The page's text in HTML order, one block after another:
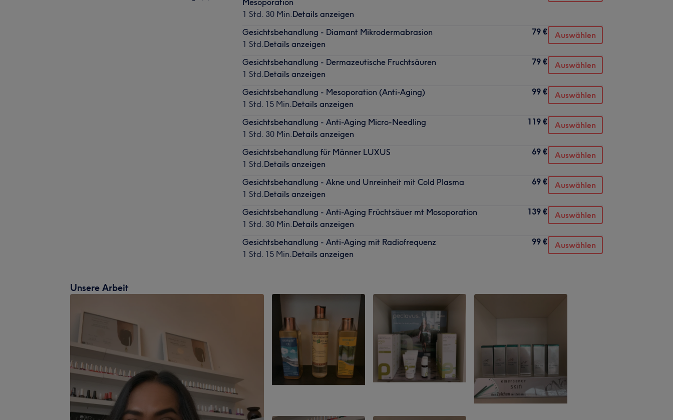
1 Std. 30 Min.Details anzeigen
Gesichtsbehandlung - Diamant Mikrodermabrasion
1 Std.Details anzeigen
79 € Auswählen
Gesichtsbehandlung - Dermazeutische Fruchtsäuren
1 Std.Details anzeigen
79 € Auswählen
Gesichtsbehandlung - Mesoporation (Anti-Aging)
1 Std. 15 Min.Details anzeigen
99 € Auswählen
Gesichtsbehandlung - Anti-Aging Micro-Needling
1 Std. 30 Min.Details anzeigen
119 € Auswählen
Gesichtsbehandlung für Männer LUXUS
1 Std.Details anzeigen
69 € Auswählen
Gesichtsbehandlung - Akne und Unreinheit mit Cold Plasma
1 Std.Details anzeigen
69 € Auswählen
Gesichtsbehandlung - Anti-Aging Früchtsäuer mt Mosoporation
1 Std. 30 Min.Details anzeigen
139 € Auswählen
Gesichtsbehandlung - Anti-Aging mit Radiofrequenz
1 Std. 15 Min.Details anzeigen
99 € Auswählen
Unsere Arbeit